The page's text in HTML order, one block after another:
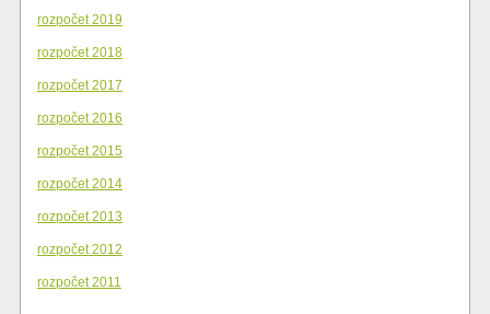
rozpočet 2019
rozpočet 2018
rozpočet 2017
rozpočet 2016
rozpočet 2015
rozpočet 2014
rozpočet 2013
rozpočet 2012
rozpočet 2011